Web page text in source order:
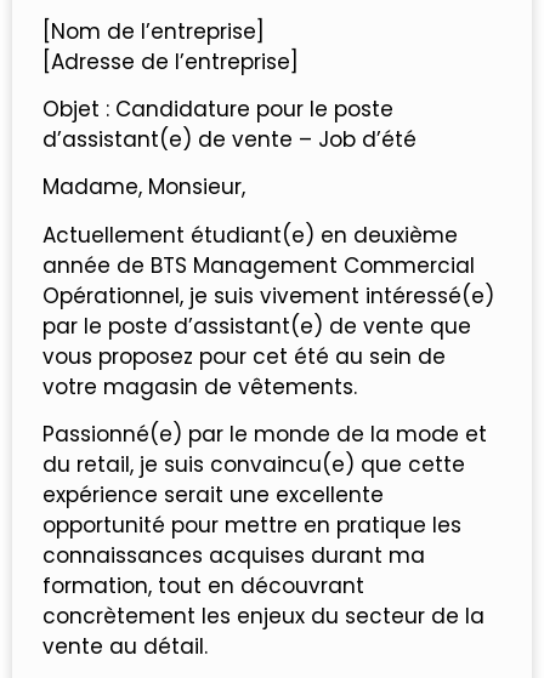
[Nom de l’entreprise]
[Adresse de l’entreprise]
Objet : Candidature pour le poste
d’assistant(e) de vente – Job d’été
Madame, Monsieur,
Actuellement étudiant(e) en deuxième
année de BTS Management Commercial
Opérationnel, je suis vivement intéressé(e)
par le poste d’assistant(e) de vente que
vous proposez pour cet été au sein de
votre magasin de vêtements.
Passionné(e) par le monde de la mode et
du retail, je suis convaincu(e) que cette
expérience serait une excellente
opportunité pour mettre en pratique les
connaissances acquises durant ma
formation, tout en découvrant
concrètement les enjeux du secteur de la
vente au détail.